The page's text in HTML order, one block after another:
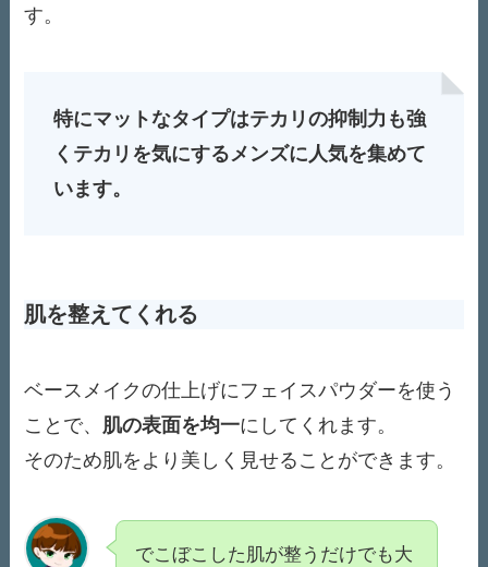
す。
特にマットなタイプはテカリの抑制力も強
くテカリを気にするメンズに人気を集めて
います。
肌を整えてくれる
ベースメイクの仕上げにフェイスパウダーを使う
ことで、 肌の表面を均一にしてくれます。
そのため肌をより美しく見せることができます。
でこぼこした肌が整うだけでも大